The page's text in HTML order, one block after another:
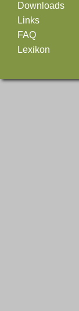
Downloads
Links
FAQ
Lexikon